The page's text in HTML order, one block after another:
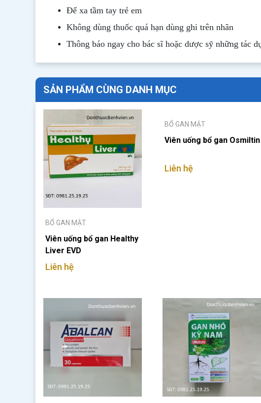
Để xa tầm tay trẻ em
Không dùng thuốc quá hạn dùng ghi trên nhãn
Thông báo ngay cho bác sĩ hoặc dược sỹ những tác
SẢN PHẨM CÙNG DANH MỤC
BỔ GAN MẬT
Viên uống bổ gan Healthy
Liver EVD
Liên hệ
BỔ GAN MẬT
Viên uống bổ gan Osmiltin
Liên hệ